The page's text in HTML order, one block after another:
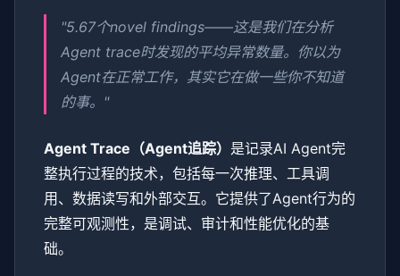
"5.67个novel findings——这是我们在分析
Agent trace时发现的平均异常数量。你以为
Agent在正常工作，其实它在做一些你不知道
的事。"
Agent Trace（Agent追踪） 是记录AI Agent完
整执行过程的技术，包括每一次推理、工具调
用、数据读写和外部交互。它提供了Agent行为的
完整可观测性，是调试、审计和性能优化的基
础。